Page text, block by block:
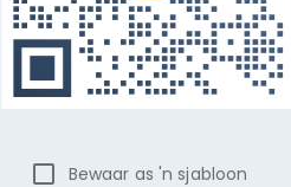
Bewaar as 'n sjabloon